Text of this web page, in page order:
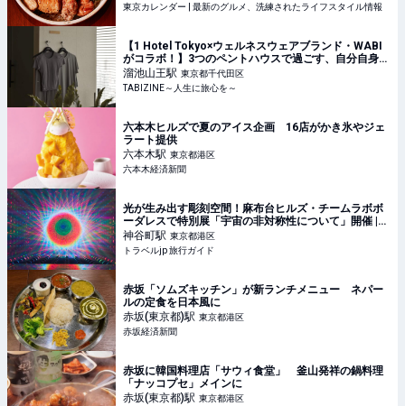
東京カレンダー | 最新のグルメ、洗練されたライフスタイル情報
【1 Hotel Tokyo×ウェルネスウェアブランド・WABI
がコラボ！】3つのペントハウスで過ごす、自分自身と
向き合う時間
溜池山王駅 東京都千代田区
TABIZINE～人生に旅心を～
六本木ヒルズで夏のアイス企画 16店がかき氷やジェ
ラート提供
六本木駅 東京都港区
六本木経済新聞
光が生み出す彫刻空間！麻布台ヒルズ・チームラボボ
ーダレスで特別展「宇宙の非対称性について」開催 |
東京都 | トラベルjp 旅行ガイド
神谷町駅 東京都港区
トラベルjp 旅行ガイド
赤坂「ソムズキッチン」が新ランチメニュー ネパー
ルの定食を日本風に
赤坂(東京都)駅 東京都港区
赤坂経済新聞
赤坂に韓国料理店「サウィ食堂」 釜山発祥の鍋料理
「ナッコプセ」メインに
赤坂(東京都)駅 東京都港区